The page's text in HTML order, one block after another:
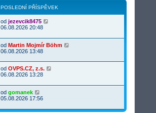
POSLEDNÍ PŘÍSPĚVEK
od jezevcik8475
06.08.2026 20:48
od Martin Mojmír Böhm
06.08.2026 13:48
od OVPS.CZ, z.s.
06.08.2026 13:28
od gomanek
05.08.2026 17:56